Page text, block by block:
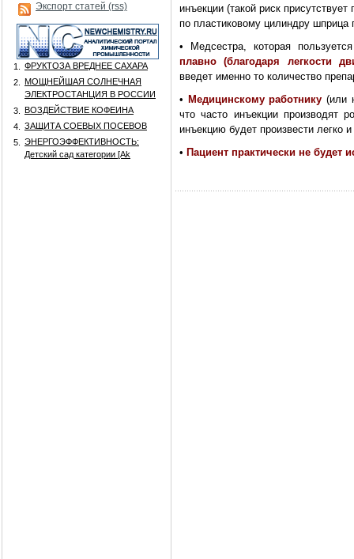
Экспорт статей (rss)
1.
ФРУКТОЗА ВРЕДНЕЕ САХАРА
2.
МОЩНЕЙШАЯ СОЛНЕЧНАЯ
ЭЛЕКТРОСТАНЦИЯ В РОССИИ
3.
ВОЗДЕЙСТВИЕ КОФЕИНА
4.
ЗАЩИТА СОЕВЫХ ПОСЕВОВ
5.
ЭНЕРГОЭФФЕКТИВНОСТЬ:
Детский сад категории [Аk
инъекции (такой риск
по пластиковому цилиндру шприца
• Медсестра, которая
плавно (благодаря легкости
введет именно то количество
• Медицинскому работнику (или
что часто инъекции производят
инъекцию будет произвести легко
• Пациент практически не будет